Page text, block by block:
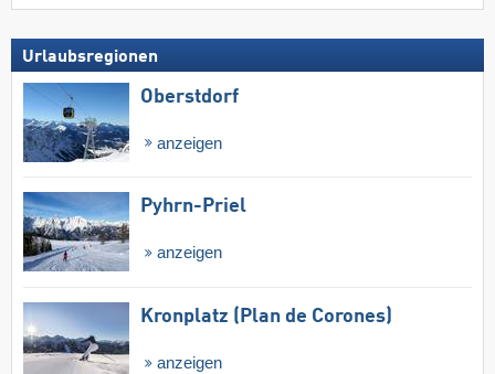
Urlaubsregionen
Oberstdorf
anzeigen
Pyhrn-Priel
anzeigen
Kronplatz (Plan de Corones)
anzeigen